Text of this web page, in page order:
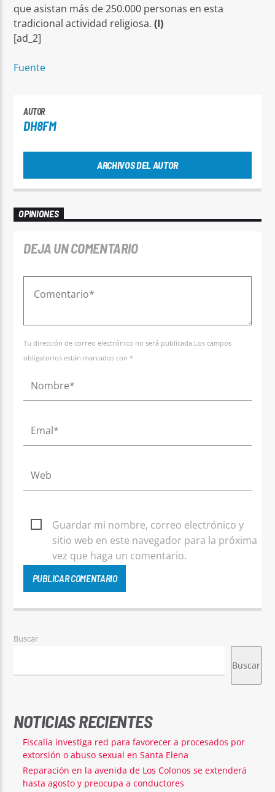
que asistan más de 250.000 personas en esta
tradicional actividad religiosa.(I)
[ad_2]
Fuente
AUTOR
DH8FM
ARCHIVOS DEL AUTOR
OPINIONES
DEJA UN COMENTARIO
Tu dirección de correo electrónico no será publicada.Los campos
obligatorios están marcados con *
Guardar mi nombre, correo electrónico y
sitio web en este navegador para la próxima
vez que haga un comentario.
Buscar
Buscar
NOTICIAS RECIENTES
Fiscalía investiga red para favorecer a procesados por
extorsión o abuso sexual en Santa Elena
Reparación en la avenida de Los Colonos se extenderá
hasta agosto y preocupa a conductores